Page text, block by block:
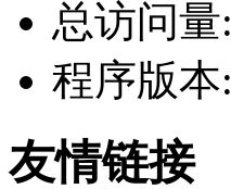
总访问量:
程序版本:
友情链接